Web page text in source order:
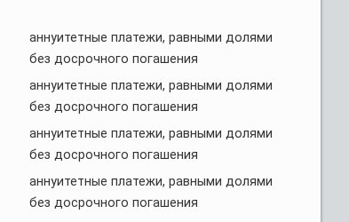
аннуитетные платежи, равными долями
без досрочного погашения
аннуитетные платежи, равными долями
без досрочного погашения
аннуитетные платежи, равными долями
без досрочного погашения
аннуитетные платежи, равными долями
без досрочного погашения